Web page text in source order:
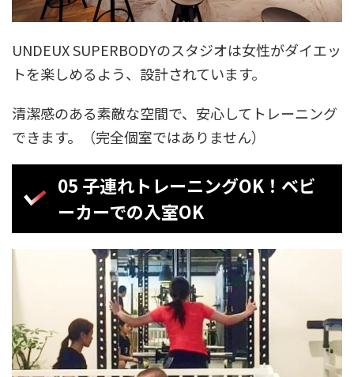
UNDEUX SUPERBODYのスタジオは女性がダイエッ
トを楽しめるよう、設計されています。
清潔感のある素敵な空間で、安心してトレーニング
できます。（完全個室ではありません）
05 子連れトレーニングOK！ベビ
ーカーでの入室OK